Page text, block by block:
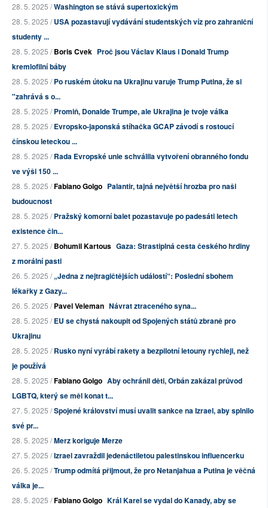
28. 5. 2025 /Washington se stává supertoxickým
28. 5. 2025 /USA pozastavují vydávání studentských víz pro zahraniční
studenty ...
28. 5. 2025 /Boris Cvek Proč jsou Václav Klaus i Donald Trump
kremlofilní báby
28. 5. 2025 /Po ruském útoku na Ukrajinu varuje Trump Putina, že si
"zahrává s o...
28. 5. 2025 /Promiň, Donalde Trumpe, ale Ukrajina je tvoje válka
28. 5. 2025 /Evropsko-japonská stíhačka GCAP závodí s rostoucí
čínskou leteckou ...
28. 5. 2025 /Rada Evropské unie schválila vytvoření obranného fondu
ve výši 150 ...
28. 5. 2025 /Fabiano Golgo Palantir, tajná největší hrozba pro naši
budoucnost
28. 5. 2025 /Pražský komorní balet pozastavuje po padesáti letech
existence čin...
27. 5. 2025 /Bohumil Kartous Gaza: Strastiplná cesta českého hrdiny
z morální pasti
26. 5. 2025 /„Jedna z nejtragičtějších událostí“: Poslední sbohem
lékařky z Gazy...
26. 5. 2025 /Pavel Veleman Návrat ztraceného syna...
28. 5. 2025 /EU se chystá nakoupit od Spojených států zbraně pro
Ukrajinu
28. 5. 2025 /Rusko nyní vyrábí rakety a bezpilotní letouny rychleji, než
je používá
28. 5. 2025 /Fabiano Golgo Aby ochránil děti, Orbán zakázal průvod
LGBTQ, který se měl konat t...
27. 5. 2025 /Spojené království musí uvalit sankce na Izrael, aby splnilo
své pr...
28. 5. 2025 /Merz koriguje Merze
27. 5. 2025 /Izrael zavraždil jedenáctiletou palestinskou influencerku
26. 5. 2025 /Trump odmítá přijmout, že pro Netanjahua a Putina je věčná
válka je...
28. 5. 2025 /Fabiano Golgo Král Karel se vydal do Kanady, aby se